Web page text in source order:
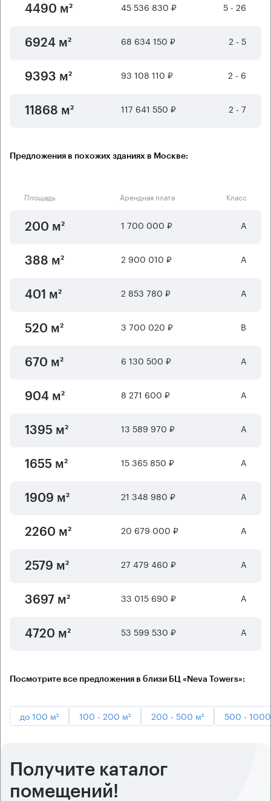
4490 м² 45 536 830 ₽ 5 - 26
6924 м² 68 634 150 ₽ 2 - 5
9393 м² 93 108 110 ₽ 2 - 6
11868 м² 117 641 550 ₽ 2 - 7
Предложения в похожих зданиях в Москве:
Площадь Арендная плата Класс
200 м² 1 700 000 ₽ А
388 м² 2 900 010 ₽ А
401 м² 2 853 780 ₽ А
520 м² 3 700 020 ₽ B
670 м² 6 130 500 ₽ А
904 м² 8 271 600 ₽ А
1395 м² 13 589 970 ₽ А
1655 м² 15 365 850 ₽ А
1909 м² 21 348 980 ₽ А
2260 м² 20 679 000 ₽ А
2579 м² 27 479 460 ₽ А
3697 м² 33 015 690 ₽ А
4720 м² 53 599 530 ₽ А
Посмотрите все предложения в близи БЦ «Neva Towers»:
до 100 м² 100 - 200 м² 200 - 500 м² 500 -
Получите каталог
помещений!